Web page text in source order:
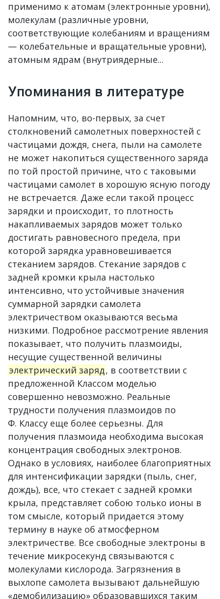
применимо к атомам (электронные уровни),
молекулам (различные уровни,
соответствующие колебаниям и вращениям
— колебательные и вращательные уровни),
атомным ядрам (внутриядерные...
Упоминания в литературе
Напомним, что, во-первых, за счет
столкновений самолетных поверхностей с
частицами дождя, снега, пыли на самолете
не может накопиться существенного заряда
по той простой причине, что с таковыми
частицами самолет в хорошую ясную погоду
не встречается. Даже если такой процесс
зарядки и происходит, то плотность
накапливаемых зарядов может только
достигать равновесного предела, при
которой зарядка уравновешивается
стеканием зарядов. Стекание зарядов с
задней кромки крыла настолько
интенсивно, что устойчивые значения
суммарной зарядки самолета
электричеством оказываются весьма
низкими. Подробное рассмотрение явления
показывает, что получить плазмоиды,
несущие существенной величины
электрический заряд, в соответствии с
предложенной Классом моделью
совершенно невозможно. Реальные
трудности получения плазмоидов по
Ф. Классу еще более серьезны. Для
получения плазмоида необходима высокая
концентрация свободных электронов.
Однако в условиях, наиболее благоприятных
для интенсификации зарядки (пыль, снег,
дождь), все, что стекает с задней кромки
крыла, представляет собою только ионы в
том смысле, который придается этому
термину в науке об атмосферном
электричестве. Все свободные электроны в
течение микросекунд связываются с
молекулами кислорода. Загрязнения в
выхлопе самолета вызывают дальнейшую
«демобилизацию» образовавшихся таким